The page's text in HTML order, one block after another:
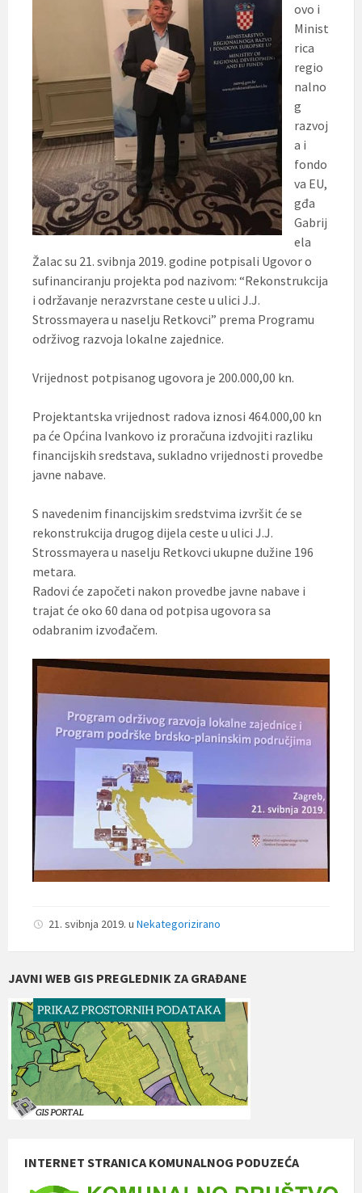
ovo i
Minist
rica
regio
nalno
g
razvoj
a i
fondo
va EU,
gđa
Gabrij
ela
Žalac su 21. svibnja 2019. godine potpisali Ugovor o
sufinanciranju projekta pod nazivom: “Rekonstrukcija
i održavanje nerazvrstane ceste u ulici J.J.
Strossmayera u naselju Retkovci” prema Programu
održivog razvoja lokalne zajednice.
Vrijednost potpisanog ugovora je 200.000,00 kn.
Projektantska vrijednost radova iznosi 464.000,00 kn
pa će Općina Ivankovo iz proračuna izdvojiti razliku
financijskih sredstava, sukladno vrijednosti provedbe
javne nabave.
S navedenim financijskim sredstvima izvršit će se
rekonstrukcija drugog dijela ceste u ulici J.J.
Strossmayera u naselju Retkovci ukupne dužine 196
metara.
Radovi će započeti nakon provedbe javne nabave i
trajat će oko 60 dana od potpisa ugovora sa
odabranim izvođačem.
21. svibnja 2019. u Nekategorizirano
JAVNI WEB GIS PREGLEDNIK ZA GRAĐANE
INTERNET STRANICA KOMUNALNOG PODUZEĆA